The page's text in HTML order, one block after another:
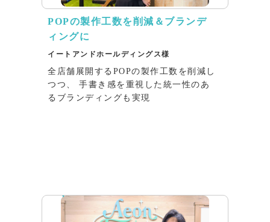
POPの製作工数を削減＆ブランデ
ィングに
イートアンドホールディングス様
全店舗展開するPOPの製作工数を削減し
つつ、 手書き感を重視した統一性のあ
るブランディングも実現